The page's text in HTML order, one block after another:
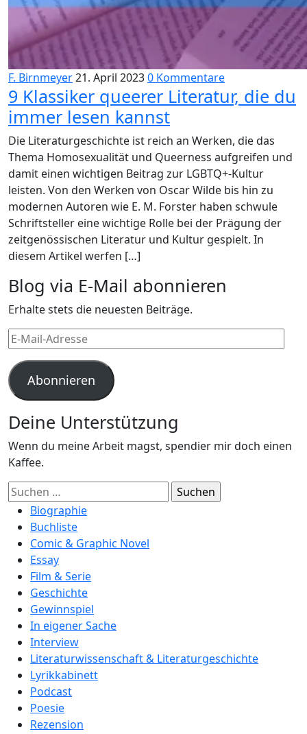
F. Birnmeyer21. April 20230 Kommentare
9 Klassiker queerer Literatur, die du
immer lesen kannst
Die Literaturgeschichte ist reich an Werken, die das
Thema Homosexualität und Queerness aufgreifen und
damit einen wichtigen Beitrag zur LGBTQ+-Kultur
leisten. Von den Werken von Oscar Wilde bis hin zu
modernen Autoren wie E. M. Forster haben schwule
Schriftsteller eine wichtige Rolle bei der Prägung der
zeitgenössischen Literatur und Kultur gespielt. In
diesem Artikel werfen […]
Blog via E-Mail abonnieren
Erhalte stets die neuesten Beiträge.
E-
Mail-
Adresse
Abonnieren
Deine Unterstützung
Wenn du meine Arbeit magst, spendier mir doch einen
Kaffee.
Suchen
nach:Biographie
Buchliste
Comic & Graphic Novel
Essay
Film & Serie
Geschichte
Gewinnspiel
In eigener Sache
Interview
Literaturwissenschaft & Literaturgeschichte
Lyrikkabinett
Podcast
Poesie
Rezension